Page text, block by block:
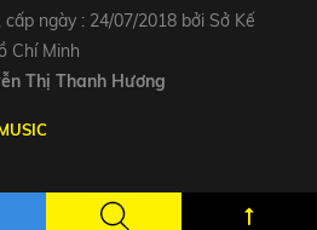
cấp ngày : 24/07/2018 bởi Sở Kế
Chí Minh
Thị Thanh Hương